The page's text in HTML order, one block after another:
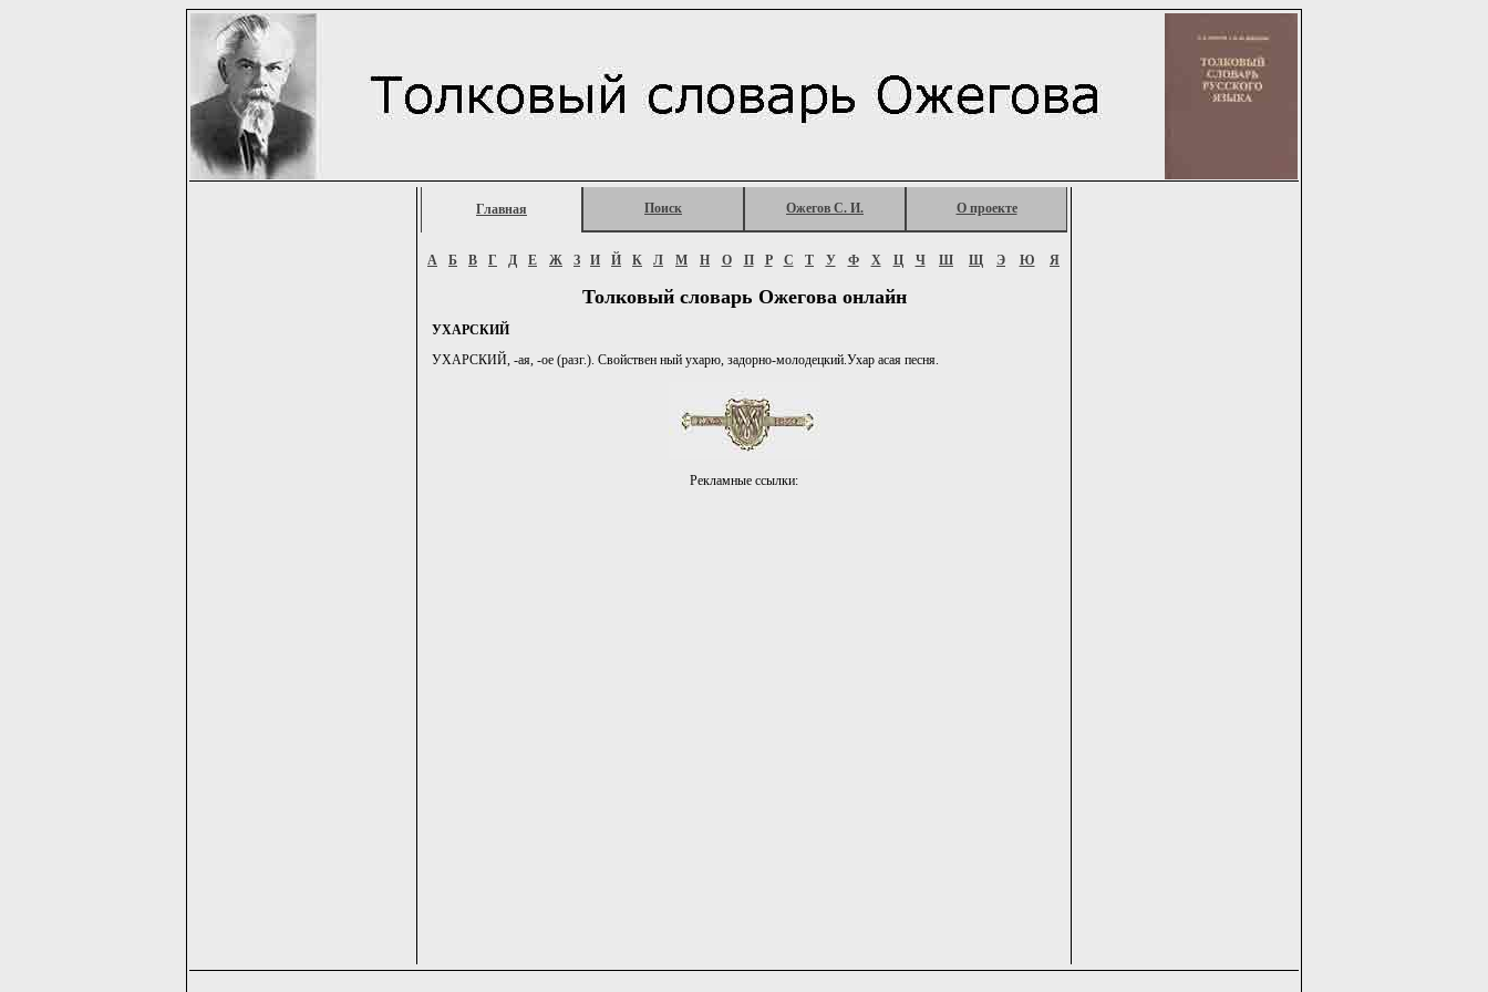
Главная Поиск Ожегов С. И. О проекте
А Б В Г Д Е Ж З И Й К Л М Н О П Р С Т У Ф Х Ц Ч Ш Щ Э Ю Я
Толковый словарь Ожегова онлайн
УХАРСКИЙ
УХАРСКИЙ, -ая, -ое (разг.). Свойствен ный ухарю, задорно-молодецкий.Ухар асая песня.
Рекламные ссылки: